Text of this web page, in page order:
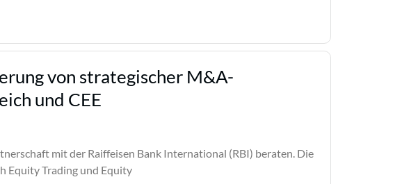
von strategischer M&A-
und CEE
mit der Raiffeisen Bank International (RBI) beraten. Die
Equity Trading und Equity